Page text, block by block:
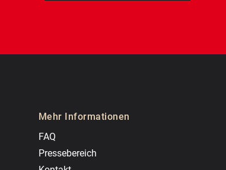
Mehr Informationen
FAQ
Pressebereich